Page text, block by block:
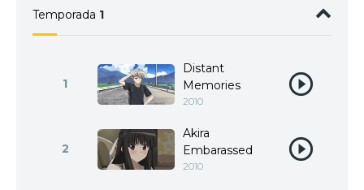
Temporada 1
1
Distant
Memories
2010
2
Akira
Embarassed
2010